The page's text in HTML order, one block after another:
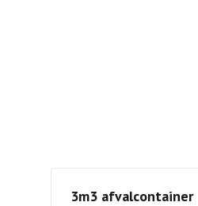
3m3 afvalcontainer